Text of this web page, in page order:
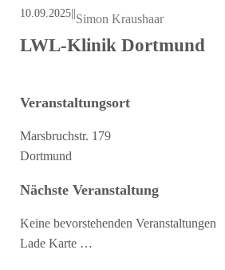
10.09.2025||Simon Kraushaar
LWL-Klinik Dortmund
Veranstaltungsort
Marsbruchstr. 179
Dortmund
Nächste Veranstaltung
Keine bevorstehenden Veranstaltungen
Lade Karte …